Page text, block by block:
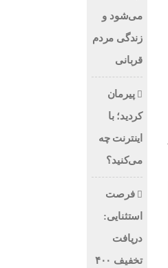
می‌شود و
زندگی مردم
قربانی
پیرمان
کردید؛ با
اینترنت چه
می‌کنید؟
فرصت
استثنایی:
دریافت
تخفیف ۴۰۰